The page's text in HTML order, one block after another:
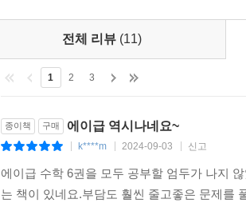
전체 리뷰 (11)
1 2 3
종이책 구매 에이급 역시나네요~
k****m 2024-09-03 신고
에이급 수학 6권을 모두 공부할 엄두가 나지
는 책이 있네요.부담도 훨씬 줄고좋은 문제를